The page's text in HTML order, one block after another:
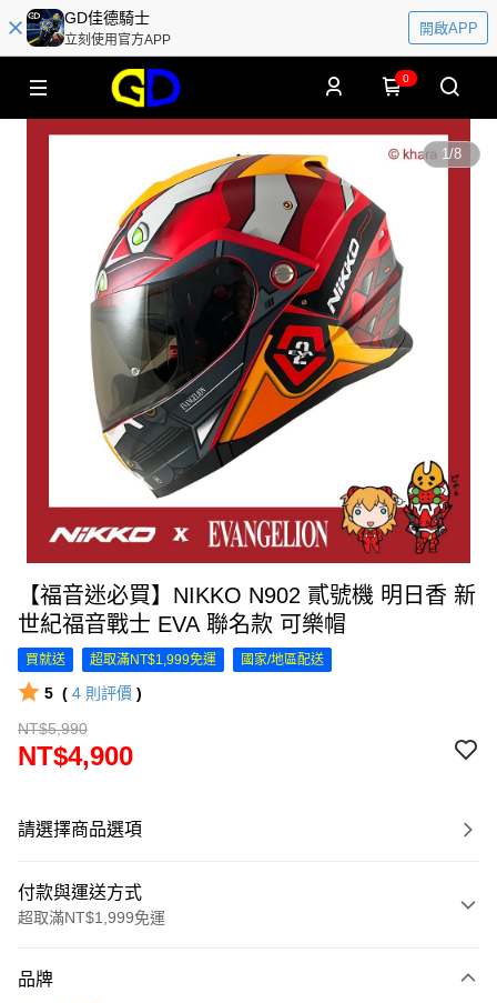
GD佳德騎士
立刻使用官方APP
開啟APP
0
1/8
【福音迷必買】NIKKO N902 貳號機 明日香 新
世紀福音戰士 EVA 聯名款 可樂帽
買就送 超取滿NT$1,999免運 國家/地區配送
5 ( 4 則評價 )
NT$5,990
NT$4,900
請選擇商品選項
付款與運送方式
超取滿NT$1,999免運
信用卡一次付款
品牌